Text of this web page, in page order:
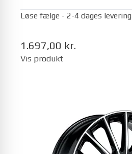
Løse fælge - 2-4 dages levering
1.697,00 kr.
Vis produkt